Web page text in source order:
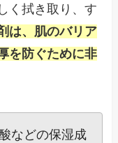
く拭き取り、す
は、肌のバリア
を防ぐために非
などの保湿成